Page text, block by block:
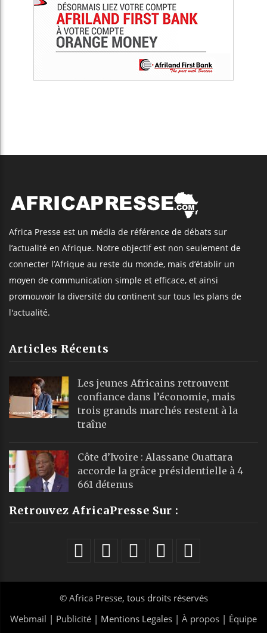
Africa Presse est un média de référence de débats sur
l’actualité en Afrique. Notre objectif est non seulement de
connecter l’Afrique au reste du monde, mais d’établir un
moyen de communication simple et efficace, et ainsi
promouvoir la diversité du continent sur tous les plans de
l'actualité.
Articles Récents
Les jeunes Africains retrouvent
confiance dans l’économie, mais
trois grands marchés restent à la
traîne
Côte d’Ivoire : Alassane Ouattara
accorde la grâce présidentielle à 4
661 détenus
Retrouvez AfricaPresse Sur :
© Africa Presse, tous droits réservés
Webmail | Publicité | Mentions Legales | À propos | Équipe